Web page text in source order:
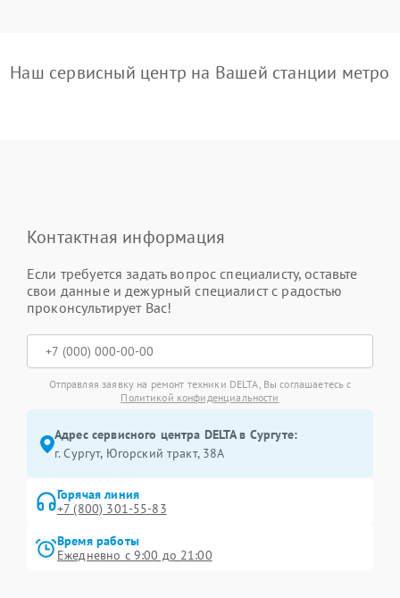
Наш сервисный центр на Вашей станции метро
Контактная информация
Если требуется задать вопрос специалисту, оставьте
свои данные и дежурный специалист с радостью
проконсультирует Вас!
Отправляя заявку на ремонт техники DELTA, Вы соглашаетесь с
Политикой конфиденциальности
Адрес сервисного центра DELTA в Сургуте:
г. Сургут, Югорский тракт, 38А
Горячая линия
+7 (800) 301-55-83
Время работы
Ежедневно с 9:00 до 21:00